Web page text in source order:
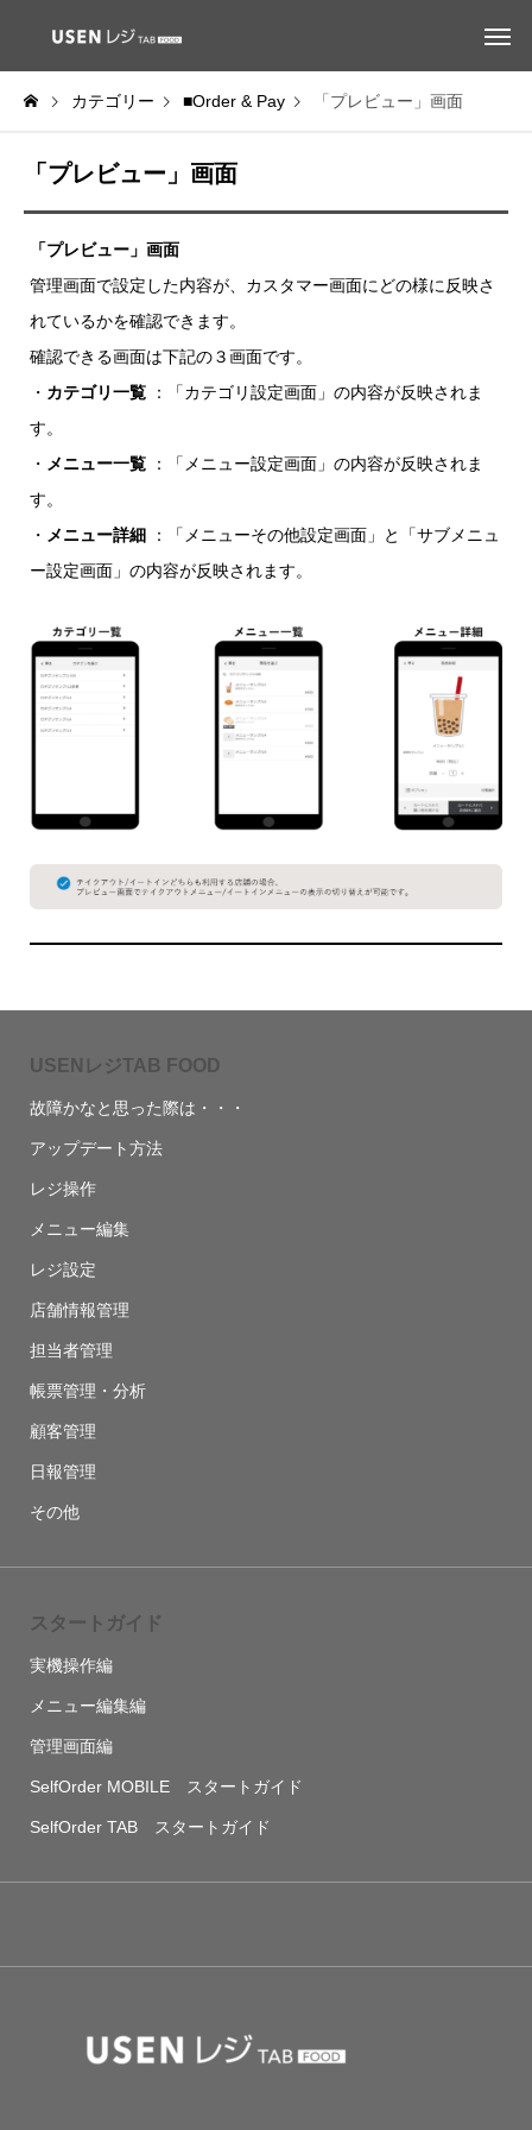
カテゴリー ■Order & Pay 「プレビュー」画面
「プレビュー」画面
「プレビュー」画面
管理画面で設定した内容が、カスタマー画面にどの様に反映さ
れているかを確認できます。
確認できる画面は下記の３画面です。
・ カテゴリ一覧 ：「カテゴリ設定画面」の内容が反映されま
す。
・ メニュー一覧 ：「メニュー設定画面」の内容が反映されま
す。
・ メニュー詳細 ：「メニューその他設定画面」と「サブメニュ
ー設定画面」の内容が反映されます。
USENレジTAB FOOD
故障かなと思った際は・・・
アップデート方法
レジ操作
メニュー編集
レジ設定
店舗情報管理
担当者管理
帳票管理・分析
顧客管理
日報管理
その他
スタートガイド
実機操作編
メニュー編集編
管理画面編
SelfOrder MOBILE スタートガイド
SelfOrder TAB スタートガイド